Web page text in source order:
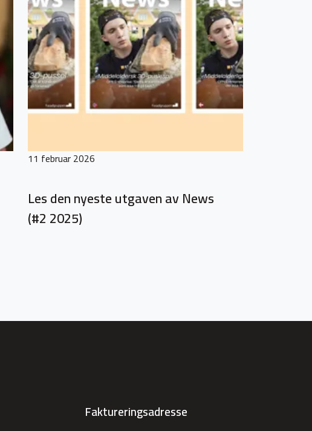
11 februar 2026
Les den nyeste utgaven av News
(#2 2025)
Faktureringsadresse